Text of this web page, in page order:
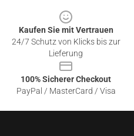
Kaufen Sie mit Vertrauen
24/7 Schutz von Klicks bis zur
Lieferung
100% Sicherer Checkout
PayPal / MasterCard / Visa